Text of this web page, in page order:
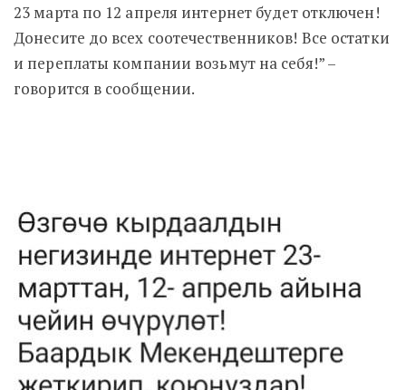
23 марта по 12 апреля интернет будет отключен!
Донесите до всех соотечественников! Все остатки
и переплаты компании возьмут на себя!” –
говорится в сообщении.